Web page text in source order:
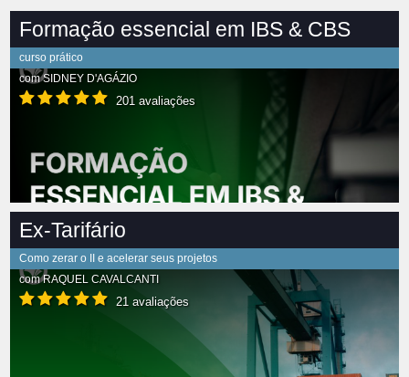
Formação essencial em IBS & CBS
curso prático
comSIDNEY D'AGÁZIO
201 avaliações
Ex-Tarifário
Como zerar o II e acelerar seus projetos
comRAQUEL CAVALCANTI
21 avaliações